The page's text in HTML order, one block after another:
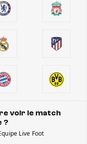
voir le match
?
Live Foot